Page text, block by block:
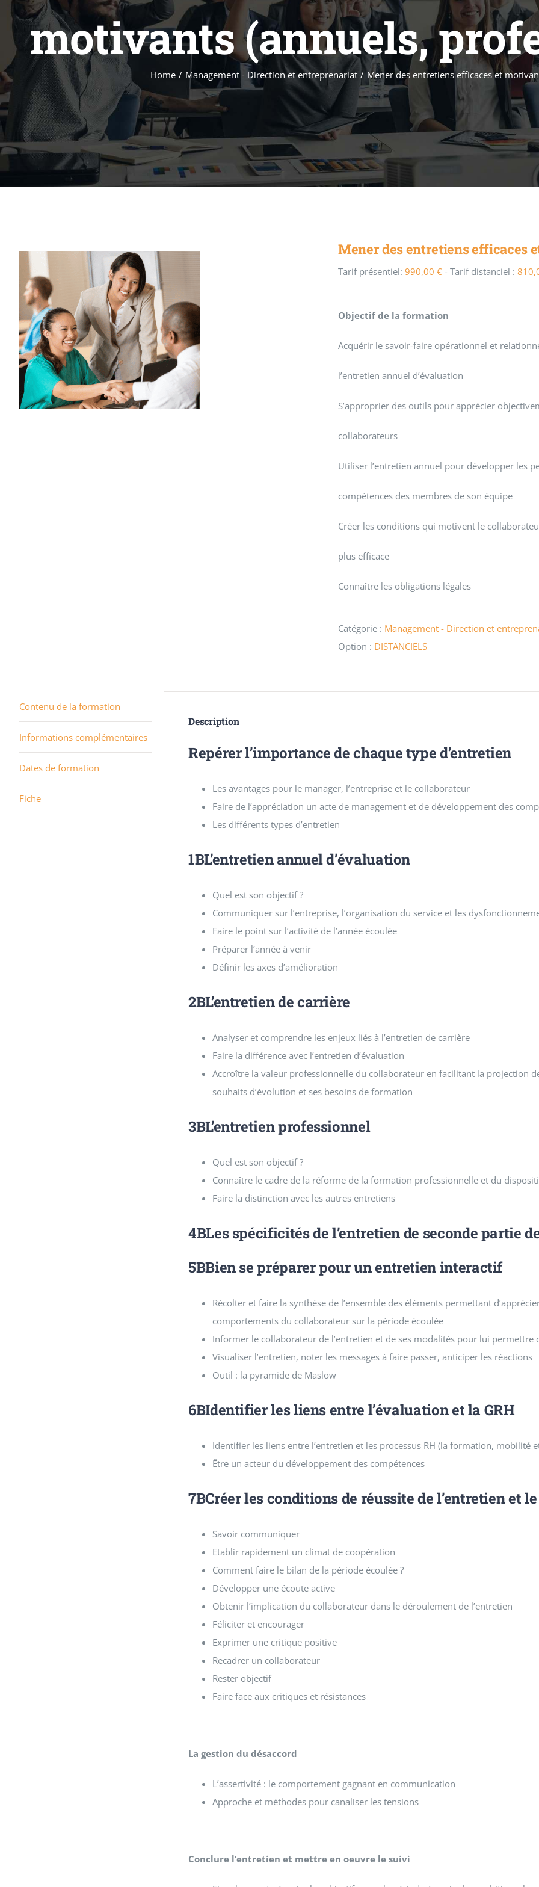
motivants (annuels,
Home / Management - Direction et entreprenariat / Mener des entretiens efficaces et
Mener des entretiens efficaces
Tarif présentiel: 990,00 € - Tarif distanciel :
Objectif de la formation
Acquérir le savoir-faire opérationnel et
l’entretien annuel d’évaluation
S’approprier des outils pour apprécier
collaborateurs
Utiliser l’entretien annuel pour développer les
compétences des membres de son équipe
Créer les conditions qui motivent le
plus efficace
Connaître les obligations légales
Catégorie : Management - Direction et
Option : DISTANCIELS
Contenu de la formation
Informations complémentaires
Dates de formation
Fiche
Description
Repérer l’importance de chaque type d’entretien
Les avantages pour le manager, l’entreprise et le collaborateur
Faire de l’appréciation un acte de management et de développement des
Les différents types d’entretien
1BL’entretien annuel d’évaluation
Quel est son objectif ?
Communiquer sur l’entreprise, l’organisation du service et les
Faire le point sur l’activité de l’année écoulée
Préparer l’année à venir
Définir les axes d’amélioration
2BL’entretien de carrière
Analyser et comprendre les enjeux liés à l’entretien de carrière
Faire la différence avec l’entretien d’évaluation
Accroître la valeur professionnelle du collaborateur en facilitant la projection
souhaits d’évolution et ses besoins de formation
3BL’entretien professionnel
Quel est son objectif ?
Connaître le cadre de la réforme de la formation professionnelle et du
Faire la distinction avec les autres entretiens
4BLes spécificités de l’entretien de seconde partie
5BBien se préparer pour un entretien interactif
Récolter et faire la synthèse de l’ensemble des éléments permettant
comportements du collaborateur sur la période écoulée
Informer le collaborateur de l’entretien et de ses modalités pour lui permettre
Visualiser l’entretien, noter les messages à faire passer, anticiper les réactions
Outil : la pyramide de Maslow
6BIdentifier les liens entre l’évaluation et la GRH
Identifier les liens entre l’entretien et les processus RH (la formation, mobilité
Être un acteur du développement des compétences
7BCréer les conditions de réussite de l’entretien et
Savoir communiquer
Etablir rapidement un climat de coopération
Comment faire le bilan de la période écoulée ?
Développer une écoute active
Obtenir l’implication du collaborateur dans le déroulement de l’entretien
Féliciter et encourager
Exprimer une critique positive
Recadrer un collaborateur
Rester objectif
Faire face aux critiques et résistances
La gestion du désaccord
L’assertivité : le comportement gagnant en communication
Approche et méthodes pour canaliser les tensions
Conclure l’entretien et mettre en oeuvre le suivi